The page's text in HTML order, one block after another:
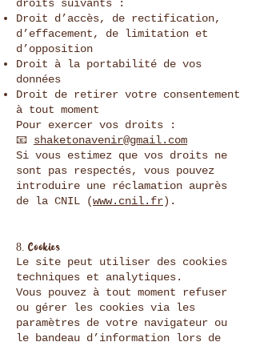
droits suivants :
Droit d’accès, de rectification,
d’effacement, de limitation et
d’opposition
Droit à la portabilité de vos
données
Droit de retirer votre consentement
à tout moment
Pour exercer vos droits :
📧 shaketonavenir@gmail.com
Si vous estimez que vos droits ne
sont pas respectés, vous pouvez
introduire une réclamation auprès
de la CNIL (www.cnil.fr).
8. Cookies
Le site peut utiliser des cookies
techniques et analytiques.
Vous pouvez à tout moment refuser
ou gérer les cookies via les
paramètres de votre navigateur ou
le bandeau d’information lors de